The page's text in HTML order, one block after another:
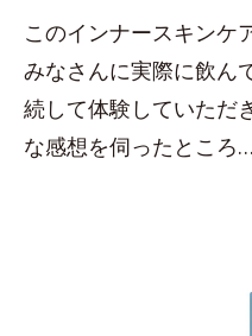
このインナースキンケ
みなさんに実際に飲ん
続して体験していただ
な感想を伺ったところ…